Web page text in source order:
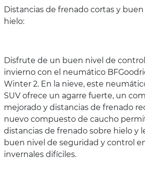
Distancias de frenado cortas y
hielo:
Disfrute de un buen nivel de
invierno con el neumático
Winter 2. En la nieve, este
SUV ofrece un agarre fuerte, un
mejorado y distancias de frenado
nuevo compuesto de caucho
distancias de frenado sobre hielo y
buen nivel de seguridad y control
invernales difíciles.